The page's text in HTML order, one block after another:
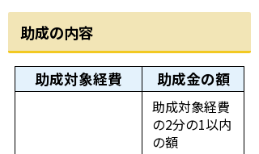
助成の内容
助成対象経費 助成金の額
助成対象経費
の2分の1以内
の額